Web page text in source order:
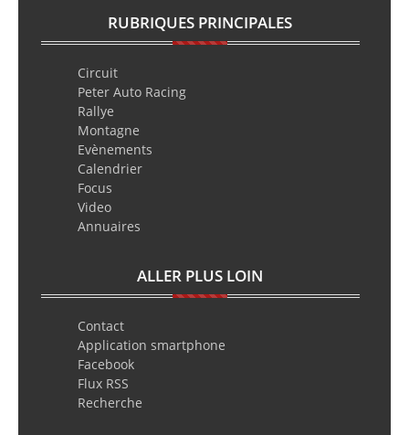
RUBRIQUES PRINCIPALES
Circuit
Peter Auto Racing
Rallye
Montagne
Evènements
Calendrier
Focus
Video
Annuaires
ALLER PLUS LOIN
Contact
Application smartphone
Facebook
Flux RSS
Recherche